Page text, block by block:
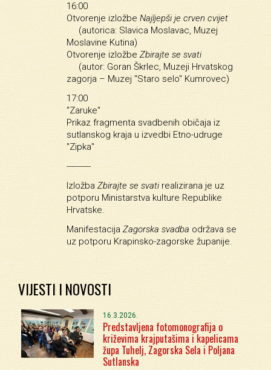
16:00
Otvorenje izložbeNajljepši je crven cvijet
(autorica: Slavica Moslavac, Muzej
Moslavine Kutina)
Otvorenje izložbeZbirajte se svati
(autor: Goran Škrlec, Muzeji Hrvatskog
zagorja – Muzej "Staro selo" Kumrovec)
17:00
"Zaruke"
Prikaz fragmenta svadbenih običaja iz
sutlanskog kraja u izvedbi Etno-udruge
"Zipka"
----------
IzložbaZbirajte se svatirealizirana je uz
potporu Ministarstva kulture Republike
Hrvatske.
ManifestacijaZagorska svadbaodržava se
uz potporu Krapinsko-zagorske županije.
VIJESTI I NOVOSTI
16.3.2026.
Predstavljena fotomonografija o
križevima krajputašima i kapelicama
župa Tuhelj, Zagorska Sela i Poljana
Sutlanska